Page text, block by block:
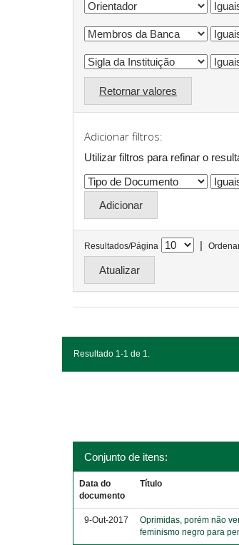
Retornar valores
Adicionar filtros:
Utilizar filtros para refinar o
Resultados/Página |
Resultado 1-1 de 1.
Conjunto de itens:
Data do
documento
Título
9-Out-2017
Oprimidas, porém não
feminismo negro para